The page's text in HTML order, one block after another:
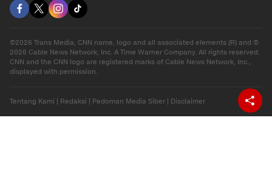
©2026 Trans Media, CNN name, logo and all associated elements (R) and ©
2026 Cable News Network, Inc. A Time Warner Company. All rights reserved.
CNN and the CNN logo are registered marks of Cable News Network, Inc.,
displayed with permission.
Tentang Kami Redaksi Pedoman Media Siber Disclaimer